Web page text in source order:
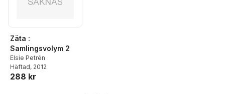
Zäta :
Samlingsvolym 2
Elsie Petrén
Häftad, 2012
288 kr